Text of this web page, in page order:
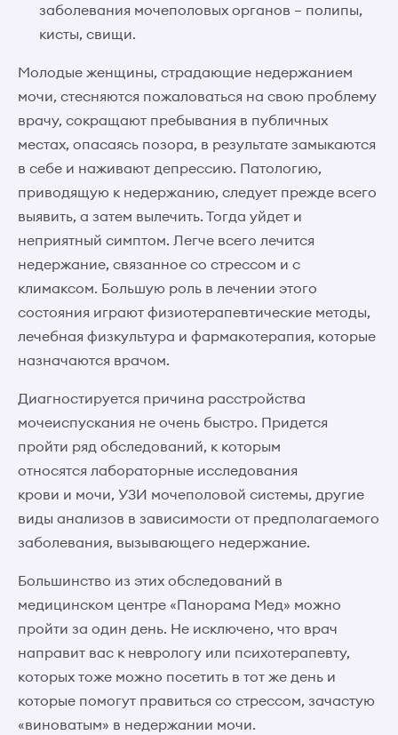
заболевания мочеполовых органов – полипы,
кисты, свищи.
Молодые женщины, страдающие недержанием
мочи, стесняются пожаловаться на свою проблему
врачу, сокращают пребывания в публичных
местах, опасаясь позора, в результате замыкаются
в себе и наживают депрессию. Патологию,
приводящую к недержанию, следует прежде всего
выявить, а затем вылечить. Тогда уйдет и
неприятный симптом. Легче всего лечится
недержание, связанное со стрессом и с
климаксом. Большую роль в лечении этого
состояния играют физиотерапевтические методы,
лечебная физкультура и фармакотерапия, которые
назначаются врачом.
Диагностируется причина расстройства
мочеиспускания не очень быстро. Придется
пройти ряд обследований, к которым
относятся лабораторные исследования
крови и мочи, УЗИ мочеполовой системы, другие
виды анализов в зависимости от предполагаемого
заболевания, вызывающего недержание.
Большинство из этих обследований в
медицинском центре «Панорама Мед» можно
пройти за один день. Не исключено, что врач
направит вас к неврологу или психотерапевту,
которых тоже можно посетить в тот же день и
которые помогут правиться со стрессом, зачастую
«виноватым» в недержании мочи.